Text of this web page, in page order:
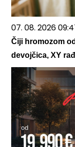
07. 08. 2026
Čiji hromozom
devojčica, XY